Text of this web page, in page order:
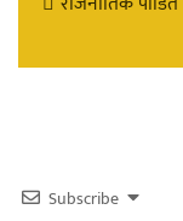
Subscribe